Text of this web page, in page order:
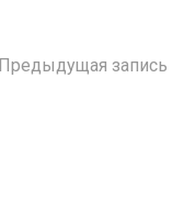
Предыдущая запись